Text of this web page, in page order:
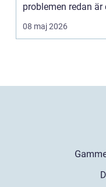
problemen redan är
faktum. Det handlar
08 maj 2026